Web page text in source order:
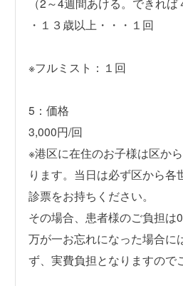
・１３歳以上・・・１回
※フルミスト：１回
5：価格
3,000円/回
※港区に在住のお子様は区か
ります。当日は必ず区から各
診票をお持ちください。
その場合、患者様のご負担は0
万が一お忘れになった場合に
ず、実費負担となりますので